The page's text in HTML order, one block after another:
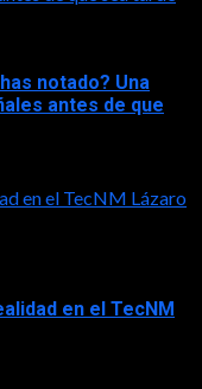
notado? Una
antes de que
en el TecNM Lázaro
en el TecNM